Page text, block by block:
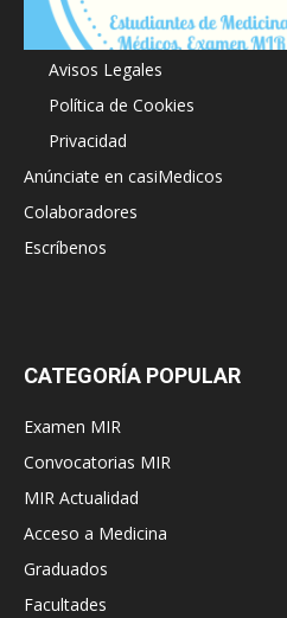
Acerca de
Avisos Legales
Política de Cookies
Privacidad
Anúnciate en casiMedicos
Colaboradores
Escríbenos
CATEGORÍA POPULAR
Examen MIR
Convocatorias MIR
MIR Actualidad
Acceso a Medicina
Graduados
Facultades